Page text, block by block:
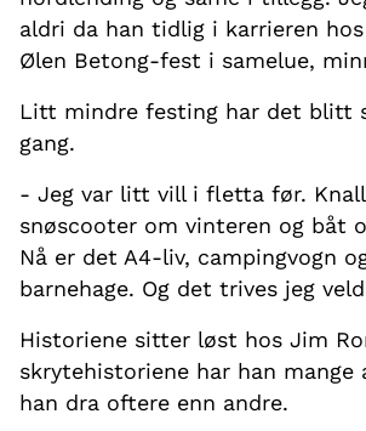
aldri da han tidlig i karrieren
Ølen Betong-fest i samelue,
Litt mindre festing har det blitt
gang.
- Jeg var litt vill i fletta før.
snøscooter om vinteren og båt
Nå er det A4-liv, campingvogn
barnehage. Og det trives jeg
Historiene sitter løst hos Jim
skrytehistoriene har han mange
han dra oftere enn andre.